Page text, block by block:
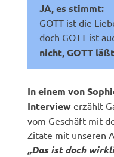
JA, es stimmt:
GOTT ist die
doch GOTT ist
nicht, GOTT
In einem von
Interview erzählt
vom Geschäft mit
Zitate mit unseren
„Das ist doch